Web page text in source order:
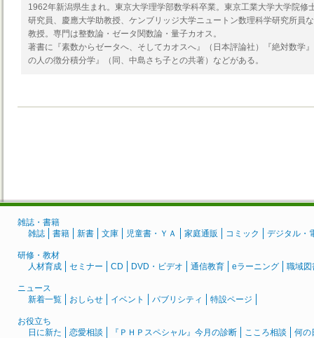
1962年新潟県生まれ。東京大学理学部数学科卒業。東京工業大学大学院修
研究員、慶應大学助教授、ケンブリッジ大学ニュートン数理科学研究所員
教授。専門は整数論・ゼータ関数論・量子カオス。
著書に『素数からゼータへ、そしてカオスへ』（日本評論社）『絶対数学
の人の徴分積分学』（同、中島さち子との共著）などがある。
雑誌・書籍
雑誌
書籍 新書 文庫 児童書・ＹＡ 家庭通販 コミック デジタル・
研修・教材
人材育成
セミナー CD DVD・ビデオ 通信教育 eラーニング 職域図
ニュース
新着一覧
おしらせ イベント パブリシティ 特設ページ
お役立ち
日に新た
恋愛相談 『ＰＨＰスペシャル』今月の診断 こころ相談 何の